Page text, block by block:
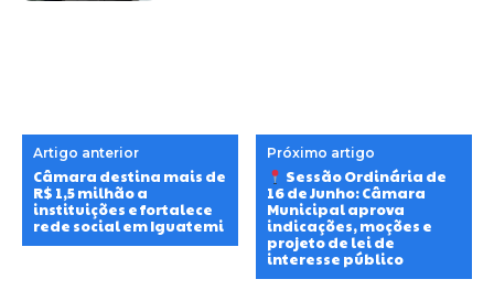
Artigo anterior
Câmara destina mais de
R$ 1,5 milhão a
instituições e fortalece
rede social em Iguatemi
Próximo artigo
Sessão Ordinária de
16 de Junho: Câmara
Municipal aprova
indicações, moções e
projeto de lei de
interesse público